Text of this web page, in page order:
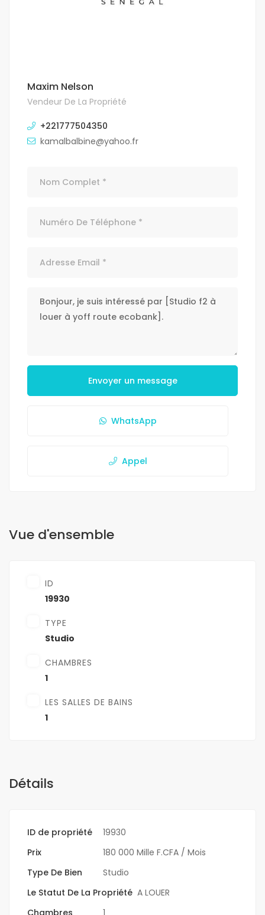
Maxim Nelson
Vendeur De La Propriété
+221777504350
kamalbalbine@yahoo.fr
Envoyer un message
WhatsApp
Appel
Vue d'ensemble
ID
19930
TYPE
Studio
CHAMBRES
1
LES SALLES DE BAINS
1
Détails
ID de propriété
19930
Prix
180 000 Mille F.CFA / Mois
Type De Bien
Studio
Le Statut De La Propriété A LOUER